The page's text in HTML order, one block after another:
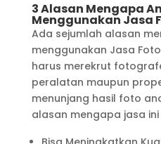
3 Alasan Mengapa
Menggunakan Jasa
Ada sejumlah alasan
menggunakan Jasa
harus merekrut
peralatan maupun
menunjang hasil foto
alasan mengapa jasa